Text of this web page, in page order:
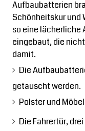
Aufbaubatterien
Schönheitskur und
so eine lächerliche
eingebaut, die
damit.
Die
getauscht werden.
Polster und
Die Fahrertür,